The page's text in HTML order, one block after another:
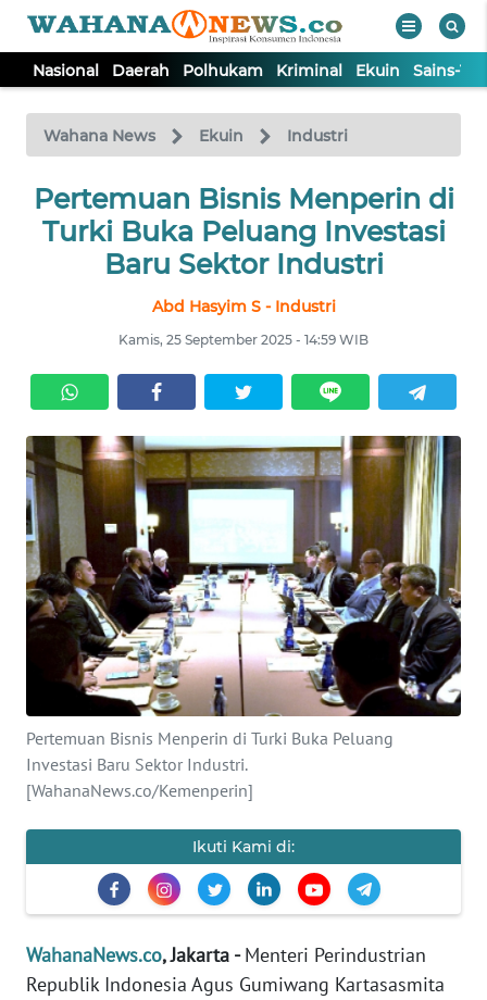
Nasional Daerah Polhukam Kriminal Ekuin Sains-
Wahana News Ekuin Industri
Pertemuan Bisnis Menperin di
Turki Buka Peluang Investasi
Baru Sektor Industri
Abd Hasyim S - Industri
Kamis, 25 September 2025 - 14:59 WIB
Pertemuan Bisnis Menperin di Turki Buka Peluang
Investasi Baru Sektor Industri.
[WahanaNews.co/Kemenperin]
Ikuti Kami di:
WahanaNews.co, Jakarta -Menteri Perindustrian
Republik Indonesia Agus Gumiwang Kartasasmita
TV
Tutup
NASIONAL
KRIMINAL
EKUIN
SAINS-TEKNO
KESEHATAN
INTERNASIONAL
SERBA-SERBI
PENDIDIKAN
OLAHRAGA
OPINI
Informasi